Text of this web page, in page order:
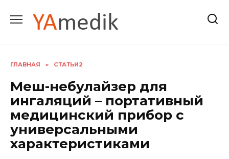
содержанию
ГЛАВНАЯ » СТАТЬИ2
Меш-небулайзер для
ингаляций – портативный
медицинский прибор с
универсальными
характеристиками